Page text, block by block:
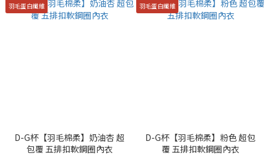
羽毛蛋白纖維
D-G杯【羽毛棉柔】奶油杏 超
包覆 五排扣軟鋼圈內衣
羽毛蛋白纖維
D-G杯【羽毛棉柔】粉色 超包
覆 五排扣軟鋼圈內衣